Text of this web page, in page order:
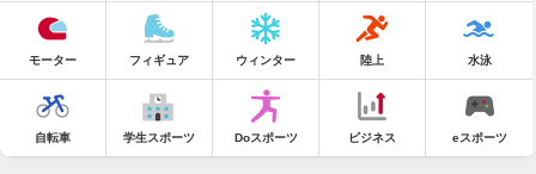
モーター フィギュア ウィンター 陸上 水泳
自転車 学生スポーツ Doスポーツ ビジネス eスポーツ